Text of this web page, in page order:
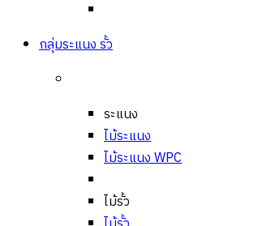
กลุ่มระแนง รั้ว
ระแนง
ไม้ระแนง
ไม้ระแนง WPC
ไม้รั้ว